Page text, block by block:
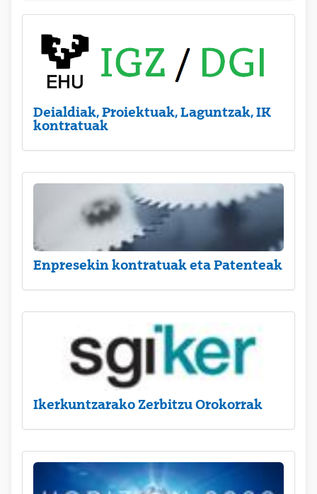
Deialdiak, Proiektuak, Laguntzak, IK
kontratuak
Enpresekin kontratuak eta Patenteak
Ikerkuntzarako Zerbitzu Orokorrak